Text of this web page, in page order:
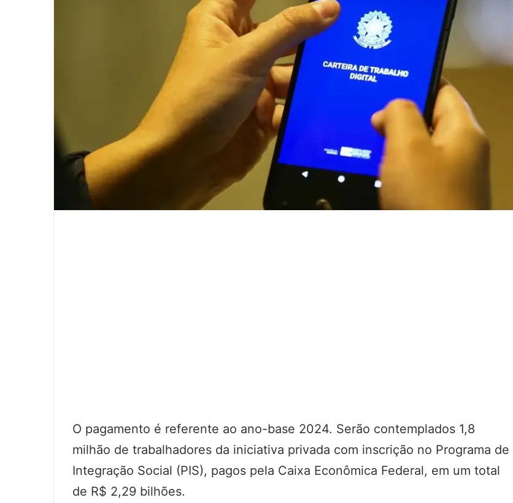
O pagamento é referente ao ano-base 2024. Serão contemplados 1,8
milhão de trabalhadores da iniciativa privada com inscrição no Programa de
Integração Social (PIS), pagos pela Caixa Econômica Federal, em um total
de R$ 2,29 bilhões.